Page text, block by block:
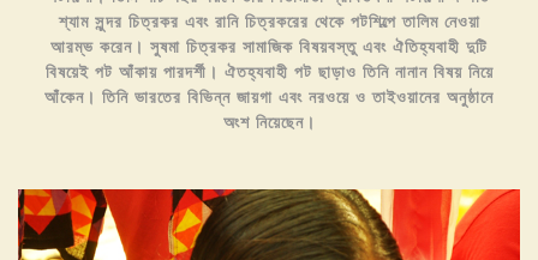
শ্যাম সুন্দর চিত্রকর এবং রানি চিত্রকরের থেকে পটশিল্পে তালিম নেওয়া
আরম্ভ করেন। সুষমা চিত্রকর সামাজিক বিষয়বস্তু এবং ঐতিহ্যবাহী দুটি
বিষয়েই পট আঁকায় পারদর্শী। ঐতহ্যবাহী পট ছাড়াও তিনি নানান বিষয় নিয়ে
আঁকেন। তিনি ভারতের বিভিন্ন জায়গা এবং নরওয়ে ও তাইওয়ানের অনুষ্ঠানে
অংশ নিয়েছেন।